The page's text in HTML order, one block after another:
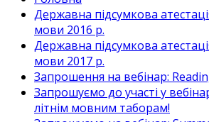
Державна підсумкова
мови 2016 р.
Державна підсумкова
мови 2017 р.
Запрошення на вебінар:
Запрошуємо до участі у
літнім мовним таборам!